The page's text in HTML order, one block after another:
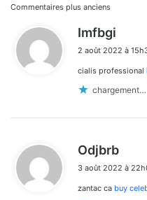
Navigation
dans
les
commentaires
Commentaires plus anciens
Imfbgi
t
2 août 2022 à
cialis professional
chargement…
Odjbrb
t
3 août 2022 à
zantac ca buy